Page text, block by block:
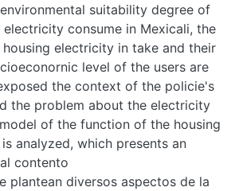
suitability degree of
consume in Mexicali, the
electricity in take and their
level of the users are
the context of the policie's
the problem about the electricity
of the function of the housing
analyzed, which presents an
contento
plantean diversos aspectos de la